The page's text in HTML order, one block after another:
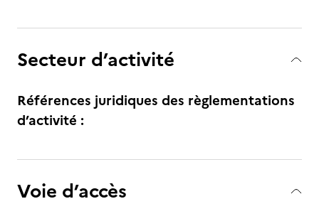
Secteur d’activité
Références juridiques des règlementations
d’activité :
Voie d’accès